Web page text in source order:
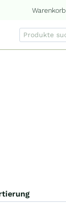
Warenkorb
Suche
nach: